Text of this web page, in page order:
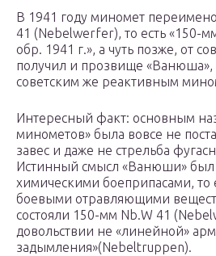
В 1941 году миномет
41 (Nebelwerfer), то есть «150-
обр. 1941 г.», а чуть позже, от
получил и прозвище «Ванюша»,
советским же реактивным
Интересный факт: основным
минометов» была вовсе не
завес и даже не стрельба
Истинный смысл «Ванюши» был
химическими боеприпасами, то
боевыми отравляющими
состояли 150-мм Nb.W 41
довольствии не «линейной»
задымления»(Nebeltruppen).